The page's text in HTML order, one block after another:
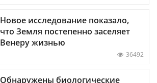
Новое исследование показало,
что Земля постепенно заселяет
Венеру жизнью
36492
Обнаружены биологические